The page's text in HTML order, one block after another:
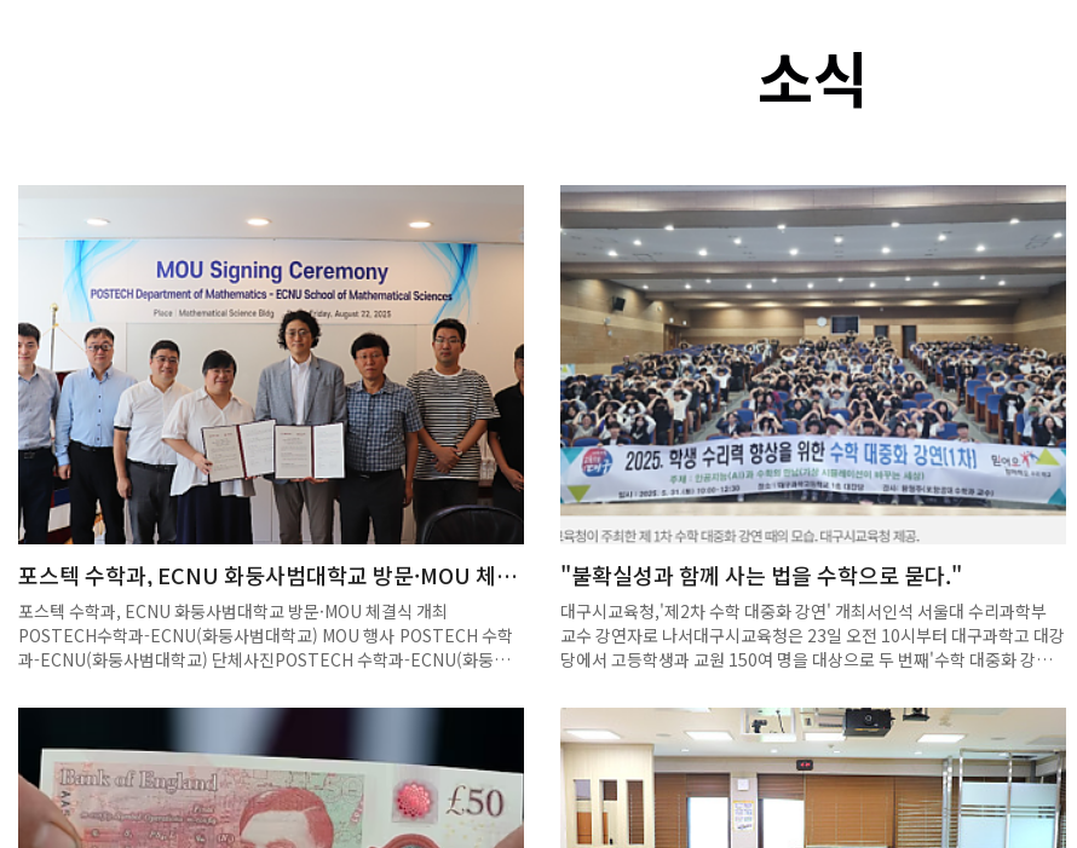
소식
포스텍 수학과, ECNU 화둥사범대학교 방문·MOU 체결
식 개최
포스텍 수학과, ECNU 화둥사범대학교 방문·MOU 체결식 개최
POSTECH수학과-ECNU(화둥사범대학교) MOU 행사 POSTECH 수학
과-ECNU(화둥사범대학교) 단체사진POSTECH 수학과-ECNU(화둥사
대학교) 논의 2025년 8월 22일(금) 포스텍 수리과학관에서 중국 상하
이 ECNU(East China Normal University) 교수진이 포스텍 수학과를
방문하였다. 이번 방문은 학술 협력 및 공동 인재 양성 등 양교 간 교류를
강화하기 위한 자리였다.ECNU 측에서는 Jia, Zhi 학부장, Luo, Li 부학
장, Yuan, Hairong 응용수학과장, Meng, Sheng 교수가 참석하였으며,
포스텍 수학과에서는 정재훈 주임교수, 전보광 교수, 손영환 교수가 맞이
"불확실성과 함께 사는 법을 수학으로 묻다."
대구시교육청,'제2차 수학 대중화 강연' 개최서인석 서울대 수리과학부
교수 강연자로 나서대구시교육청은 23일 오전 10시부터 대구과학고 대강
당에서 고등학생과 교원 150여 명을 대상으로 두 번째'수학 대중화 강
수의 '인공지능과 수학의 만남'에 이어 서인석 서울대 수리과학부 교수가
'인류는 어떻게 불확실성과 함께 살아가고 있는가?'라는 주제로 진행한다.
서 교수는 복잡계에서의 메타안정성(metastability)을 규명하는 연구로
대한수학회 논문상(2025)을 수상했으며, 확률과 무작위성을 주제로 한
공개 강연을 통해 "불확실한 세계를 읽는 수학"을 대중과 꾸준히 소통해
온 수학자다.이날 강연을 통해 서 교수는 확률론과 확률과정 연구를 바탕